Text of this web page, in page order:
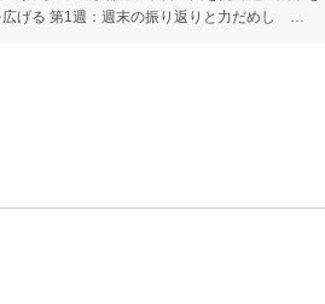
げる 第1週：週末の振り返りと力だめし
トルの角度